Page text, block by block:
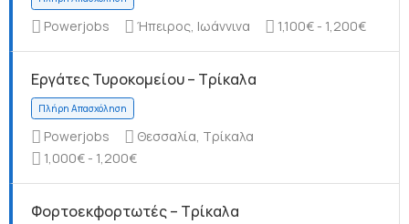
Powerjobs Ήπειρος, Ιωάννινα 1,100€ - 1,200€
Εργάτες Τυροκομείου – Τρίκαλα
Powerjobs
Θεσσαλία, Τρίκαλα
1,000€ - 1,200€
Φορτοεκφορτωτές – Τρίκαλα